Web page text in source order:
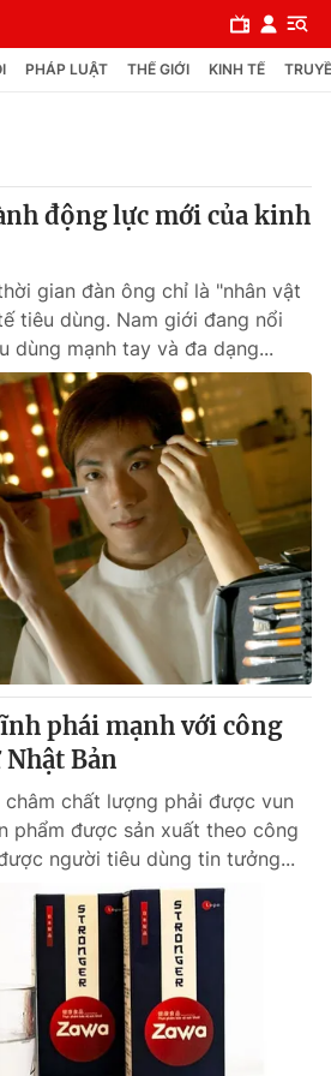
lai
PHÁP LUẬT THẾ GIỚI KINH TẾ
động lực mới của kinh
gian đàn ông chỉ là "nhân vật
tiêu dùng. Nam giới đang nổi
dùng mạnh tay và đa dạng...
phái mạnh với công
Bản
châm chất lượng phải được vun
phẩm được sản xuất theo công
người tiêu dùng tin tưởng...